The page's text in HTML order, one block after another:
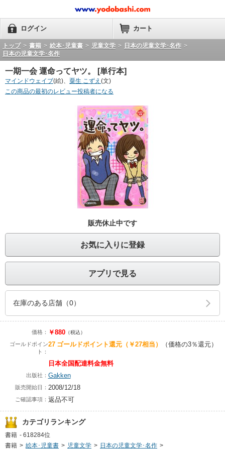
ログイン カート
トップ > 書籍 > 絵本･児童書 > 児童文学 > 日本の児童文学･名作 >
日本の児童文学･名作
一期一会 運命ってヤツ。 [単行本]
マインドウェイブ(絵)、 粟生 こずえ (文)
この商品の最初のレビュー投稿者になる
販売休止中です
お気に入りに登録
アプリで見る
在庫のある店舗（0）
価格： ￥880（税込）
ゴールドポイン
ト：
27 ゴールドポイント還元（￥27相当） （価格の3％還元）
日本全国配達料金無料
出版社： Gakken
販売開始日： 2008/12/18
ご確認事項： 返品不可
カテゴリランキング
書籍 - 618284位
書籍 > 絵本･児童書 > 児童文学 > 日本の児童文学･名作 >